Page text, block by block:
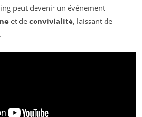
peut devenir un événement
et de convivialité, laissant de